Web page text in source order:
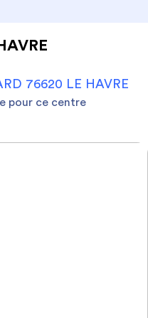
76620 LE HAVRE
pour ce centre